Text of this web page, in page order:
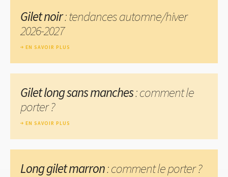
Gilet noir: tendances automne/hiver
2026-2027
EN SAVOIR PLUS
Gilet long sans manches: comment le
porter ?
EN SAVOIR PLUS
Long gilet marron: comment le porter ?